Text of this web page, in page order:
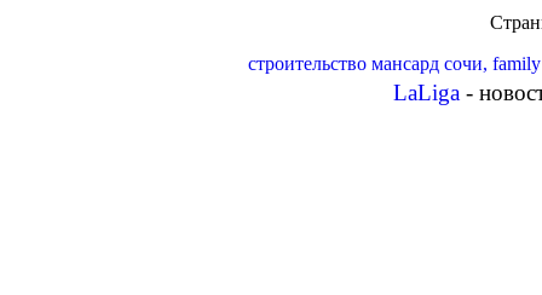
строительство мансард сочи, family
LaLiga -